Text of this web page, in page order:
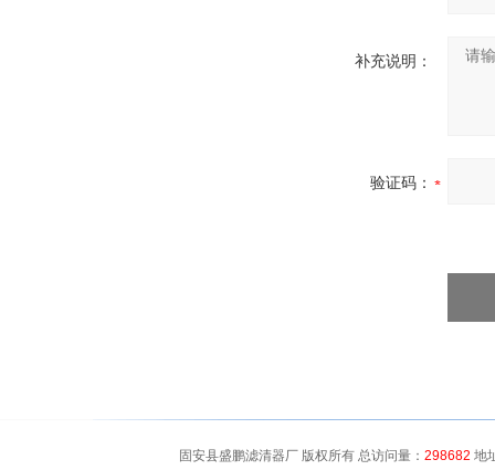
补充说明：
验证码：
固安县盛鹏滤清器厂 版权所有 总访问量： 298682 地